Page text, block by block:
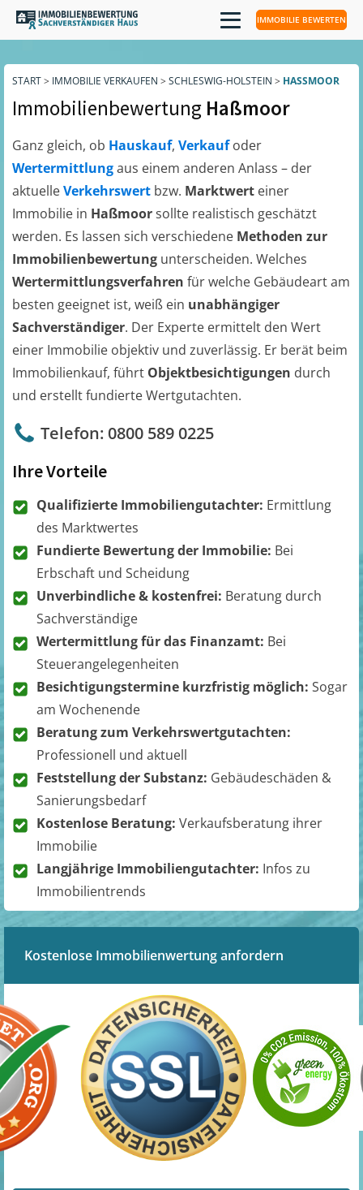
IMMOBILIE BEWERTEN
START> IMMOBILIE VERKAUFEN > SCHLESWIG-HOLSTEIN > HASSMOOR
Immobilienbewertung Haßmoor
Ganz gleich, ob Hauskauf, Verkaufoder
Wertermittlungaus einem anderen Anlass – der
aktuelleVerkehrswert bzw. Marktwert einer
Immobilie in Haßmoorsollte realistisch geschätzt
werden. Es lassen sich verschiedene Methoden zur
Immobilienbewertung unterscheiden. Welches
Wertermittlungsverfahren für welche Gebäudeart am
besten geeignet ist, weiß ein unabhängiger
Sachverständiger. Der Experte ermittelt den Wert
einer Immobilie objektiv und zuverlässig. Er berät beim
Immobilienkauf, führt Objektbesichtigungen durch
und erstellt fundierte Wertgutachten.
Telefon: 0800 589 0225
Ihre Vorteile
Qualifizierte Immobiliengutachter: Ermittlung
des Marktwertes
Fundierte Bewertung der Immobilie: Bei
Erbschaft und Scheidung
Unverbindliche & kostenfrei: Beratung durch
Sachverständige
Wertermittlung für das Finanzamt: Bei
Steuerangelegenheiten
Besichtigungstermine kurzfristig möglich: Sogar
am Wochenende
Beratung zum Verkehrswertgutachten:
Professionell und aktuell
Feststellung der Substanz: Gebäudeschäden &
Sanierungsbedarf
Kostenlose Beratung: Verkaufsberatung ihrer
Immobilie
Langjährige Immobiliengutachter: Infos zu
Immobilientrends
Kostenlose Immobilienwertung anfordern